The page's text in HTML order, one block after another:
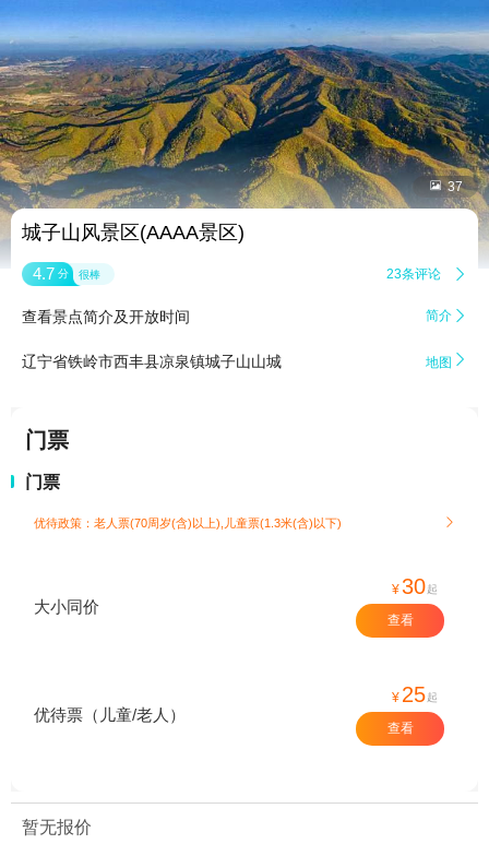
 37
城子山风景区(AAAA景区)
4.7 分 很棒 23条评论 
查看景点简介及开放时间 简介 
辽宁省铁岭市西丰县凉泉镇城子山山城 地图 
门票
门票
优待政策：老人票(70周岁(含)以上),儿童票(1.3米(含)以下) 
大小同价
¥30起
查看
优待票（儿童/老人）
¥ 25起
查看
暂无报价
